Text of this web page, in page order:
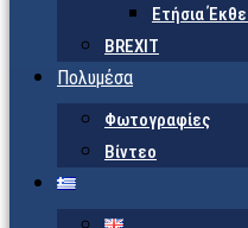
Ετήσια
BREXIT
Πολυμέσα
Φωτογραφίες
Βίντεο